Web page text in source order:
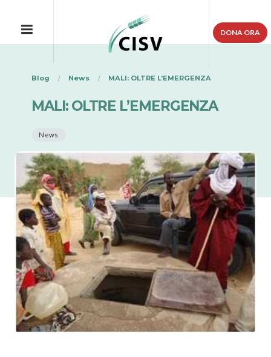
DONA ORA
Blog News MALI: OLTRE L’EMERGENZA
MALI: OLTRE L’EMERGENZA
News